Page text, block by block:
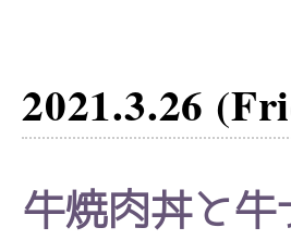
2021.3.26
牛焼肉丼と